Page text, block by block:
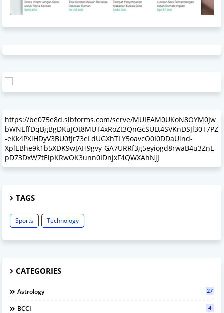
https://be075e8d.sibforms.com/serve/MUIEAM0UKoN8OYM0Jw
bWNEffDqBgBgDKuJOt8MUT4xRoZt3QnGcSULt4SVKnDSJl30T7PZ
-eKk4PXiHDyV3BU0fJr73eLdUGXhTLY5oavcO0I0DDaUlnd-
XplEBhe9k1b5XDK9wJAH9gvy-GA7URRf3g5eyiogd8rwaB4u3ZnL-
pD73DxW7tElpKRwOK3unn0IDnjxF4QWXAhNjJ
TAGS
Sports Technology
CATEGORIES
Astrology 27
BCCI 4